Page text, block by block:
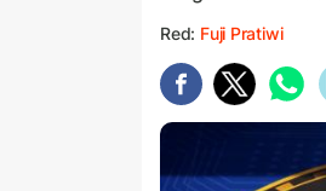
Red: Fuji Pratiwi